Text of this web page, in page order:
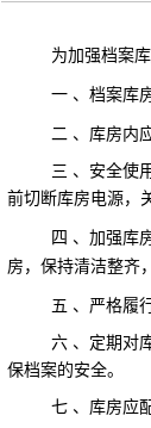
为加强档案
一 、档案库
二 、库房内
三 、安全使
前切断库房电源，
四 、加强库
房，保持清洁整齐
五 、严格履
六 、定期对
保档案的安全。
七 、库房应